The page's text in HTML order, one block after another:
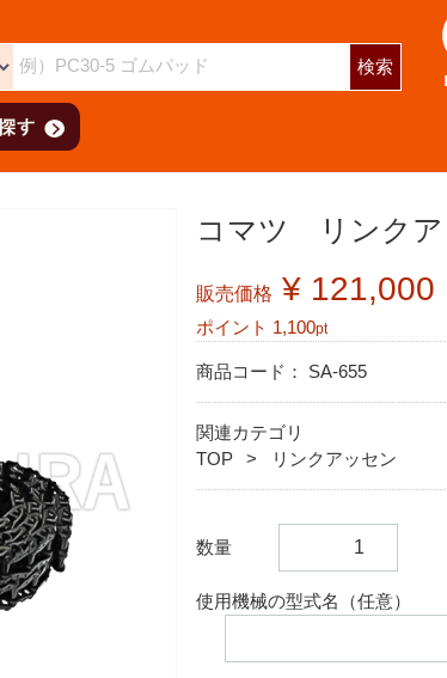
検索
コマツ リンク
販売価格 ¥ 121,000
ポイント 1,100pt
商品コード： SA-655
関連カテゴリ
TOP
リンクアッセン
数量
使用機械の型式名（任意）